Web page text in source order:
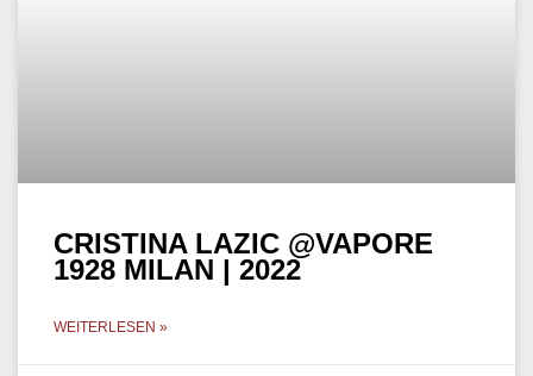
CRISTINA LAZIC @VAPORE
1928 MILAN | 2022
WEITERLESEN »